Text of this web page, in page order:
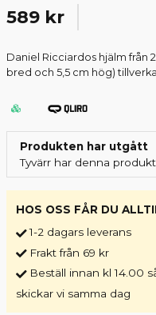
589 kr
Daniel Ricciardos hjälm från
bred och 5,5 cm hög)
Produkten har utgått
Tyvärr har denna
HOS OSS FÅR DU
1-2 dagars leverans
Frakt från 69 kr
Beställ innan kl 14.00
skickar vi samma dag